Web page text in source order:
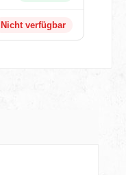
Nicht verfügbar